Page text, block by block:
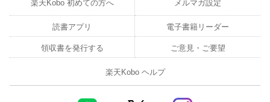
楽天Kobo 初めての方へ メルマガ設定
読書アプリ 電子書籍リーダー
領収書を発行する ご意見・ご要望
楽天Kobo ヘルプ